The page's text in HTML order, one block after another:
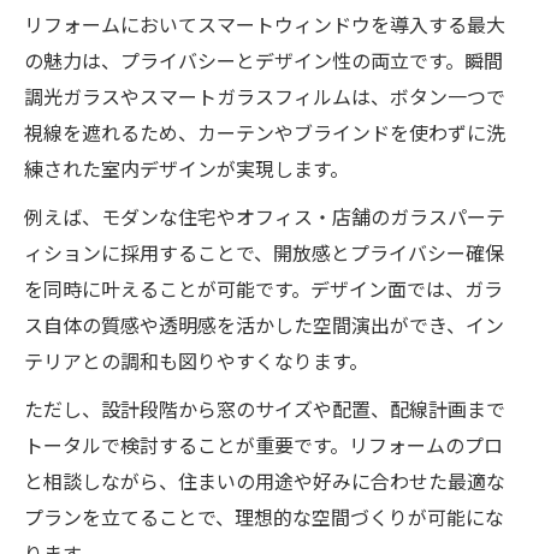
リフォームにおいてスマートウィンドウを導入する最大
の魅力は、プライバシーとデザイン性の両立です。瞬間
調光ガラスやスマートガラスフィルムは、ボタン一つで
視線を遮れるため、カーテンやブラインドを使わずに洗
練された室内デザインが実現します。
例えば、モダンな住宅やオフィス・店舗のガラスパーテ
ィションに採用することで、開放感とプライバシー確保
を同時に叶えることが可能です。デザイン面では、ガラ
ス自体の質感や透明感を活かした空間演出ができ、イン
テリアとの調和も図りやすくなります。
ただし、設計段階から窓のサイズや配置、配線計画まで
トータルで検討することが重要です。リフォームのプロ
と相談しながら、住まいの用途や好みに合わせた最適な
プランを立てることで、理想的な空間づくりが可能にな